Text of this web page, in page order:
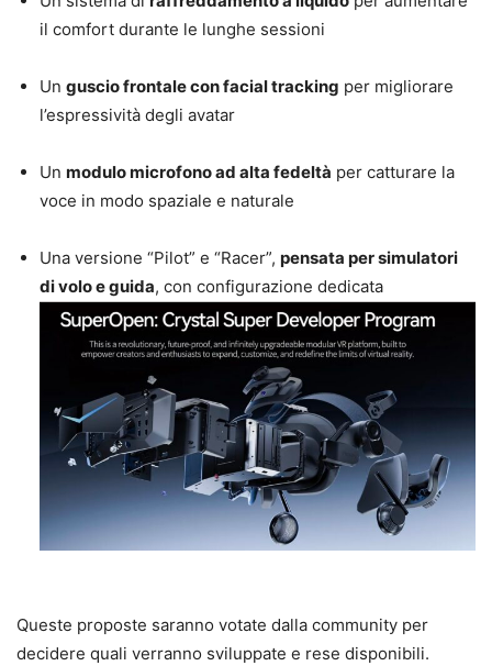
il comfort durante le lunghe sessioni
Un guscio frontale con facial tracking per migliorare
l’espressività degli avatar
Un modulo microfono ad alta fedeltà per catturare la
voce in modo spaziale e naturale
Una versione “Pilot” e “Racer”, pensata per simulatori
di volo e guida, con configurazione dedicata
Queste proposte saranno votate dalla community per
decidere quali verranno sviluppate e rese disponibili.